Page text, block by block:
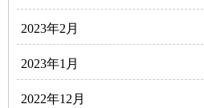
2023年2月
2023年1月
2022年12月